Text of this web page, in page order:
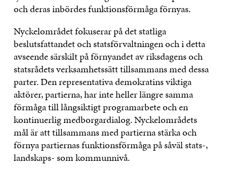
och deras inbördes funktionsförmåga förnyas.
Nyckelområdet fokuserar på det statliga
beslutsfattandet och statsförvaltningen och i detta
avseende särskilt på förnyandet av riksdagens och
statsrådets verksamhetssätt tillsammans med dessa
parter. Den representativa demokratins viktiga
aktörer, partierna, har inte heller längre samma
förmåga till långsiktigt programarbete och en
kontinuerlig medborgardialog. Nyckelområdets
mål är att tillsammans med partierna stärka och
förnya partiernas funktionsförmåga på såväl stats-,
landskaps- som kommunnivå.